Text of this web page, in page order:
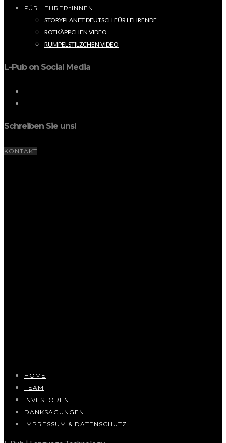
FÜR LEHRER*INNEN
STORYPLANET DEUTSCH FÜR LEHRENDE
ROTKÄPPCHEN VIDEO
RUMPELSTILZCHEN VIDEO
L-Pub on Social Media
Schreiben Sie uns!
KONTAKT
HOME
TEAM
INVESTOREN
DANKSAGUNGEN
IMPRESSUM & DATENSCHUTZ